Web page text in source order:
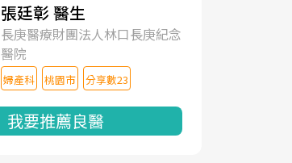
張廷彰 醫生
長庚醫療財團法人林口長庚紀念
醫院
婦產科 桃園市 分享數23
我要推薦良醫